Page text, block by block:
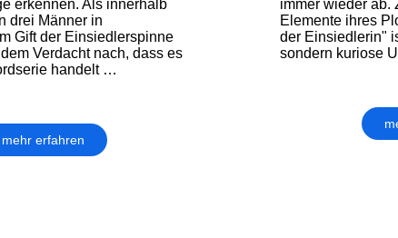
erkennen. Als innerhalb
drei Männer in
Gift der Einsiedlerspinne
Verdacht nach, dass es
handelt …
mehr erfahren
immer wieder ab.
Elemente ihres
der Einsiedlerin"
sondern kuriose